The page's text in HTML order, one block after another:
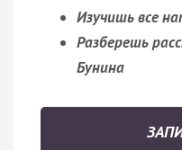
Изучишь все
Разберешь
Бунина